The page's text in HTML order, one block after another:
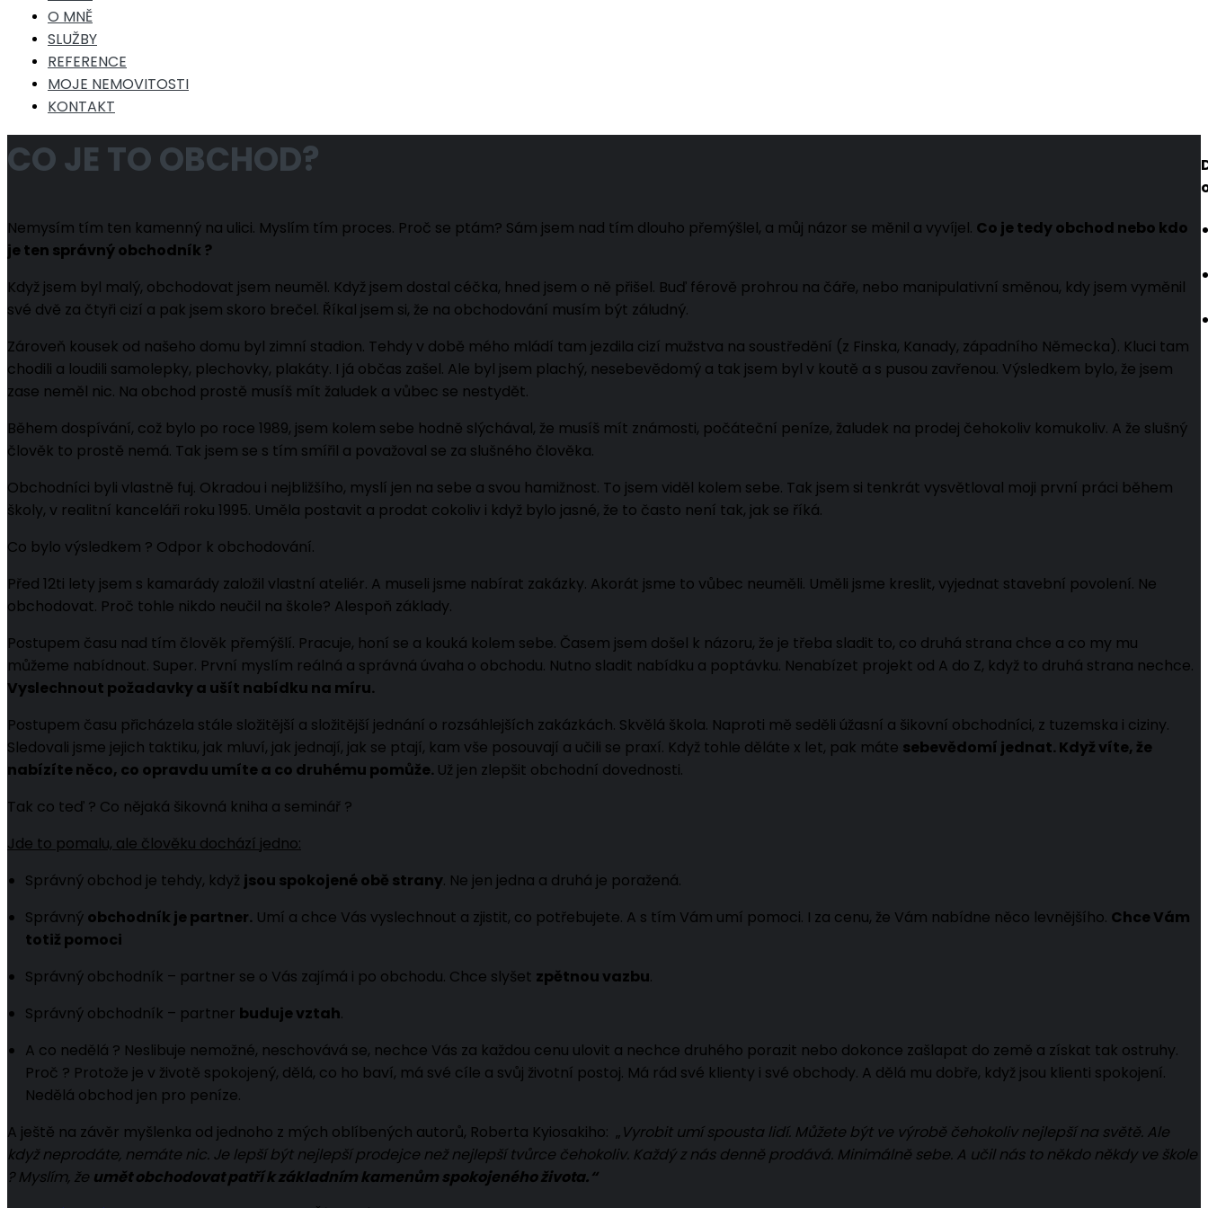
O MNĚ
SLUŽBY
REFERENCE
MOJE NEMOVITOSTI
KONTAKT
CO JE TO OBCHOD?
Nemysím tím ten kamenný na ulici. Myslím tím proces. Proč se ptám? Sám jsem nad tím dlouho přemýšlel, a můj názor se měnil a vyvíjel. Co je tedy obchod nebo kdo
je ten správný obchodník ?
Když jsem byl malý, obchodovat jsem neuměl. Když jsem dostal céčka, hned jsem o ně přišel. Buď férově prohrou na čáře, nebo manipulativní směnou, kdy jsem vyměnil
své dvě za čtyři cizí a pak jsem skoro brečel. Říkal jsem si, že na obchodování musím být záludný.
Zároveň kousek od našeho domu byl zimní stadion. Tehdy v době mého mládí tam jezdila cizí mužstva na soustředění (z Finska, Kanady, západního Německa). Kluci tam
chodili a loudili samolepky, plechovky, plakáty. I já občas zašel. Ale byl jsem plachý, nesebevědomý a tak jsem byl v koutě a s pusou zavřenou. Výsledkem bylo, že jsem
zase neměl nic. Na obchod prostě musíš mít žaludek a vůbec se nestydět.
Během dospívání, což bylo po roce 1989, jsem kolem sebe hodně slýchával, že musíš mít známosti, počáteční peníze, žaludek na prodej čehokoliv komukoliv. A že slušný
člověk to prostě nemá. Tak jsem se s tím smířil a považoval se za slušného člověka.
Obchodníci byli vlastně fuj. Okradou i nejbližšího, myslí jen na sebe a svou hamižnost. To jsem viděl kolem sebe. Tak jsem si tenkrát vysvětloval moji první práci během
školy, v realitní kanceláři roku 1995. Uměla postavit a prodat cokoliv i když bylo jasné, že to často není tak, jak se říká.
Co bylo výsledkem ? Odpor k obchodování.
Před 12ti lety jsem s kamarády založil vlastní ateliér. A museli jsme nabírat zakázky. Akorát jsme to vůbec neuměli. Uměli jsme kreslit, vyjednat stavební povolení. Ne
obchodovat. Proč tohle nikdo neučil na škole? Alespoň základy.
Postupem času nad tím člověk přemýšlí. Pracuje, honí se a kouká kolem sebe. Časem jsem došel k názoru, že je třeba sladit to, co druhá strana chce a co my mu
můžeme nabídnout. Super. První myslím reálná a správná úvaha o obchodu. Nutno sladit nabídku a poptávku. Nenabízet projekt od A do Z, když to druhá strana nechce.
Vyslechnout požadavky a ušít nabídku na míru.
Postupem času přicházela stále složitější a složitější jednání o rozsáhlejších zakázkách. Skvělá škola. Naproti mě seděli úžasní a šikovní obchodníci, z tuzemska i ciziny.
Sledovali jsme jejich taktiku, jak mluví, jak jednají, jak se ptají, kam vše posouvají a učili se praxí. Když tohle děláte x let, pak máte sebevědomí jednat. Když víte, že
nabízíte něco, co opravdu umíte a co druhému pomůže. Už jen zlepšit obchodní dovednosti.
Tak co teď ? Co nějaká šikovná kniha a seminář ?
Jde to pomalu, ale člověku dochází jedno:
Správný obchod je tehdy, když jsou spokojené obě strany. Ne jen jedna a druhá je poražená.
Správný obchodník je partner. Umí a chce Vás vyslechnout a zjistit, co potřebujete. A s tím Vám umí pomoci. I za cenu, že Vám nabídne něco levnějšího. Chce Vám
totiž pomoci
Správný obchodník – partner se o Vás zajímá i po obchodu. Chce slyšet zpětnou vazbu.
Správný obchodník – partner buduje vztah.
A co nedělá ? Neslibuje nemožné, neschovává se, nechce Vás za každou cenu ulovit a nechce druhého porazit nebo dokonce zašlapat do země a získat tak ostruhy.
Proč ? Protože je v životě spokojený, dělá, co ho baví, má své cíle a svůj životní postoj. Má rád své klienty i své obchody. A dělá mu dobře, když jsou klienti spokojení.
Nedělá obchod jen pro peníze.
A ještě na závěr myšlenka od jednoho z mých oblíbených autorů, Roberta Kyiosakiho: „Vyrobit umí spousta lidí. Můžete být ve výrobě čehokoliv nejlepší na světě. Ale
když neprodáte, nemáte nic. Je lepší být nejlepší prodejce než nejlepší tvůrce čehokoliv. Každý z nás denně prodává. Minimálně sebe. A učil nás to někdo někdy ve škole
? Myslím, že umět obchodovat patří k základním kamenům spokojeného života.“